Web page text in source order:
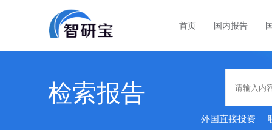
首页 国内报告
检索报告
外国直接投资